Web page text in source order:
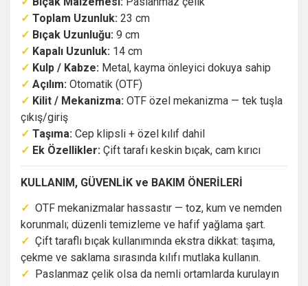
✓ Toplam Uzunluk: 23 cm
✓ Bıçak Uzunluğu: 9 cm
✓ Kapalı Uzunluk: 14 cm
✓ Kulp / Kabze: Metal, kayma önleyici dokuya sahip
✓ Açılım: Otomatik (OTF)
✓ Kilit / Mekanizma: OTF özel mekanizma — tek tuşla
çıkış/giriş
✓ Taşıma: Cep klipsli + özel kılıf dahil
✓ Ek Özellikler: Çift tarafı keskin bıçak, cam kırıcı
KULLANIM, GÜVENLİK ve BAKIM ÖNERİLERİ
✓ OTF mekanizmalar hassastır — toz, kum ve nemden
korunmalı; düzenli temizleme ve hafif yağlama şart.
✓ Çift taraflı bıçak kullanımında ekstra dikkat: taşıma,
çekme ve saklama sırasında kılıfı mutlaka kullanın.
✓ Paslanmaz çelik olsa da nemli ortamlarda kurulayın